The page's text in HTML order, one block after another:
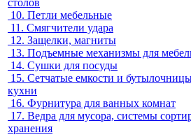
столов
10. Петли мебельные
11. Смягчители удара
12. Защелки, магниты
13. Подъемные механизмы для
14. Сушки для посуды
15. Сетчатые емкости и
кухни
16. Фурнитура для ванных комнат
17. Ведра для мусора, системы
хранения